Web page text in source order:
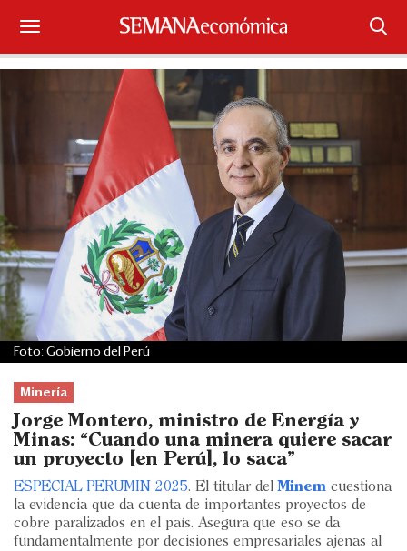
Suscríbase
Iniciar sesión
Portada
¿Qué está pasando?
Sectores y Empresas
Management
Economía y Finanzas
Legal y Política
Eventos
Blogs
Ranking CEO
Edición Impresa
Minería
Jorge Montero, ministro de Energía y
Minas: “Cuando una minera quiere sacar
un proyecto [en Perú], lo saca”
ESPECIAL PERUMIN 2025. El titular del Minem cuestiona
la evidencia que da cuenta de importantes proyectos de
cobre paralizados en el país. Asegura que eso se da
fundamentalmente por decisiones empresariales ajenas al
Foto: Gobierno del Perú